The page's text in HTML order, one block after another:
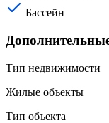
Бассейн
Тип недвижимости
Жилые объекты
Тип объекта